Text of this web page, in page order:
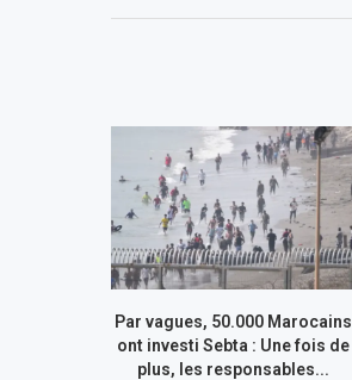
Par vagues, 50.000 Marocains
ont investi Sebta : Une fois de
plus, les responsables...